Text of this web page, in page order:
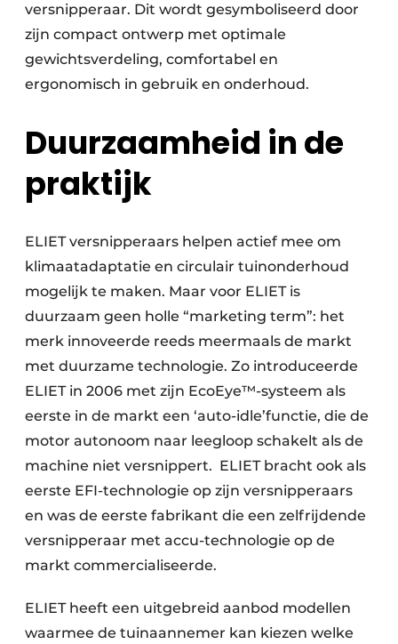
versnipperaar. Dit wordt gesymboliseerd door
zijn compact ontwerp met optimale
gewichtsverdeling, comfortabel en
ergonomisch in gebruik en onderhoud.
Duurzaamheid in de
praktijk
ELIET versnipperaars helpen actief mee om
klimaatadaptatie en circulair tuinonderhoud
mogelijk te maken. Maar voor ELIET is
duurzaam geen holle “marketing term”: het
merk innoveerde reeds meermaals de markt
met duurzame technologie. Zo introduceerde
ELIET in 2006 met zijn EcoEye™-systeem als
eerste in de markt een ‘auto-idle’functie, die de
motor autonoom naar leegloop schakelt als de
machine niet versnippert. ELIET bracht ook als
eerste EFI-technologie op zijn versnipperaars
en was de eerste fabrikant die een zelfrijdende
versnipperaar met accu-technologie op de
markt commercialiseerde.
ELIET heeft een uitgebreid aanbod modellen
waarmee de tuinaannemer kan kiezen welke